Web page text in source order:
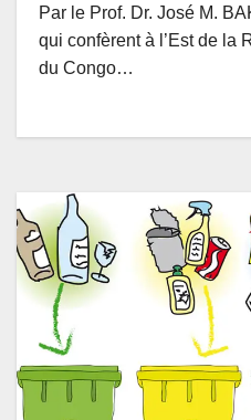
Par le Prof. Dr. José M.
qui confèrent à l’Est de la
du Congo…